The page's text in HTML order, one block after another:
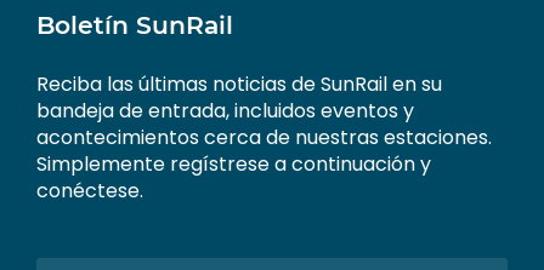
Boletín SunRail
Reciba las últimas noticias de SunRail en su
bandeja de entrada, incluidos eventos y
acontecimientos cerca de nuestras estaciones.
Simplemente regístrese a continuación y
conéctese.